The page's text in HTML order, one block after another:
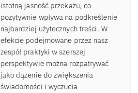
istotną jasność przekazu, co
pozytywnie wpływa na podkreślenie
najbardziej użytecznych treści. W
efekcie podejmowane przez nasz
zespół praktyki w szerszej
perspektywie można rozpatrywać
jako dążenie do zwiększenia
świadomości i wyczucia